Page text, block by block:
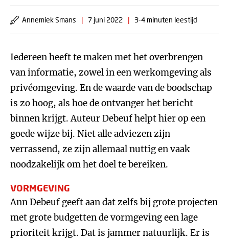
Annemiek Smans | 7 juni 2022 | 3-4 minuten leestijd
Iedereen heeft te maken met het overbrengen
van informatie, zowel in een werkomgeving als
privéomgeving. En de waarde van de boodschap
is zo hoog, als hoe de ontvanger het bericht
binnen krijgt. Auteur Debeuf helpt hier op een
goede wijze bij. Niet alle adviezen zijn
verrassend, ze zijn allemaal nuttig en vaak
noodzakelijk om het doel te bereiken.
VORMGEVING
Ann Debeuf geeft aan dat zelfs bij grote projecten
met grote budgetten de vormgeving een lage
prioriteit krijgt. Dat is jammer natuurlijk. Er is